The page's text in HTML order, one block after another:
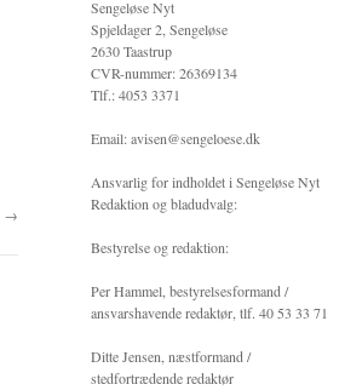
→
Sengeløse Nyt
Spjeldager 2, Sengeløse
2630 Taastrup
CVR-nummer: 26369134
Tlf.: 4053 3371
Email: avisen@sengeloese.dk
Ansvarlig for indholdet i Sengeløse Nyt
Redaktion og bladudvalg:
Bestyrelse og redaktion:
Per Hammel, bestyrelsesformand /
ansvarshavende redaktør, tlf. 40 53 33 71
Ditte Jensen, næstformand /
stedfortrædende redaktør